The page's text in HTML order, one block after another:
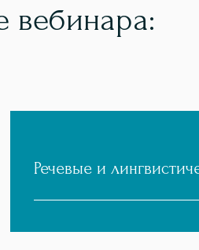
вебинара:
Речевые и